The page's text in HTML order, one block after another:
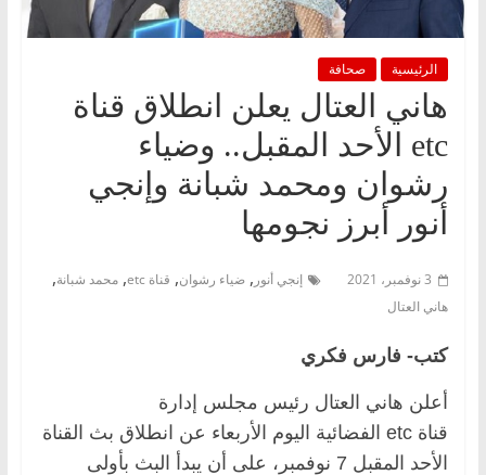
الرئيسية صحافة
هاني العتال يعلن انطلاق قناة
etc الأحد المقبل.. وضياء
رشوان ومحمد شبانة وإنجي
أنور أبرز نجومها
3 نوفمبر، 2021 إنجي أنور , ضياء رشوان, قناة etc , محمد شبانة,
هاني العتال
كتب- فارس فكري
أعلن هاني العتال رئيس مجلس إدارة
قناة etc الفضائية اليوم الأربعاء عن انطلاق بث القناة
الأحد المقبل 7 نوفمبر، على أن يبدأ البث بأولى